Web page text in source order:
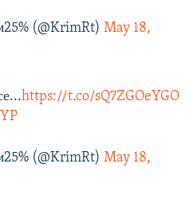
(@KrimRt) May 18,
https://t.co/sQ7ZGOeYGO
(@KrimRt) May 18,